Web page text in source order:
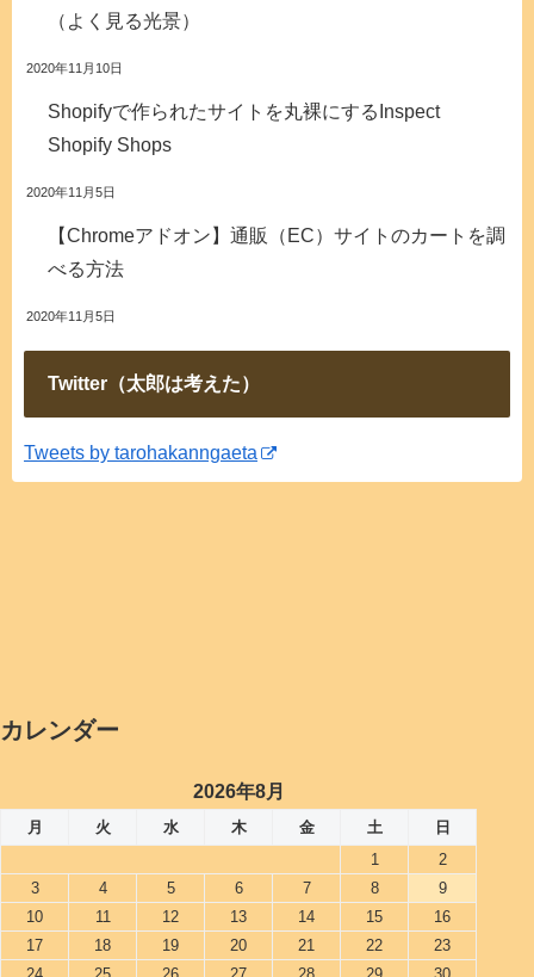
（よく見る光景）
2020年11月10日
Shopifyで作られたサイトを丸裸にするInspect
Shopify Shops
2020年11月5日
【Chromeアドオン】通販（EC）サイトのカートを調
べる方法
2020年11月5日
Twitter（太郎は考えた）
Tweets by tarohakanngaeta
カレンダー
2026年8月
月 火 水 木 金 土
日
1
2
3
4 5 6 7 8
9
10
11 12 13 14 15
16
17
18 19 20 21 22
23